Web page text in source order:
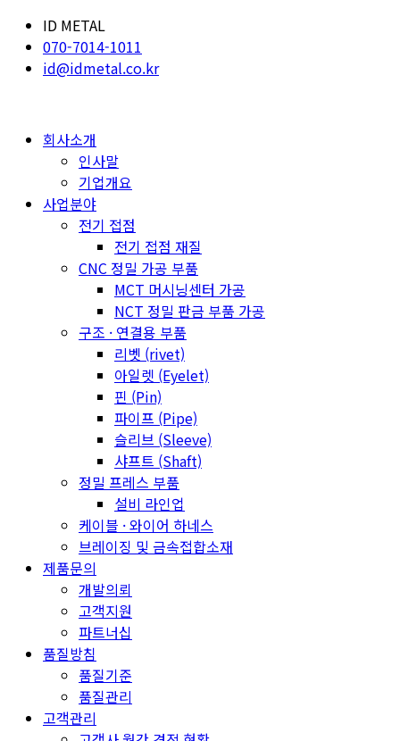
ID METAL
070-7014-1011
id@idmetal.co.kr
회사소개
인사말
기업개요
사업분야
전기 접점
전기 접점 재질
CNC 정밀 가공 부품
MCT 머시닝센터 가공
NCT 정밀 판금 부품 가공
구조 · 연결용 부품
리벳 (rivet)
아일렛 (Eyelet)
핀 (Pin)
파이프 (Pipe)
슬리브 (Sleeve)
샤프트 (Shaft)
정밀 프레스 부품
설비 라인업
케이블 · 와이어 하네스
브레이징 및 금속접합소재
제품문의
개발의뢰
고객지원
파트너십
품질방침
품질기준
품질관리
고객관리